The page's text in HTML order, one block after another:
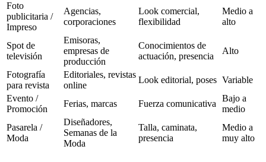
Foto
publicitaria /
Impreso
Agencias,
corporaciones
Look comercial,
flexibilidad
Medio a
alto
Spot de
televisión
Emisoras,
empresas de
producción
Conocimientos de
actuación, presencia
Alto
Fotografía
para revista
Editoriales, revistas
online
Look editorial, poses Variable
Evento /
Promoción
Ferias, marcas Fuerza comunicativa
Bajo a
medio
Pasarela /
Moda
Diseñadores,
Semanas de la
Moda
Talla, caminata,
presencia
Medio a
muy alto